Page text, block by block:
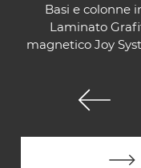
Basi e colonne
Laminato
magnetico Joy